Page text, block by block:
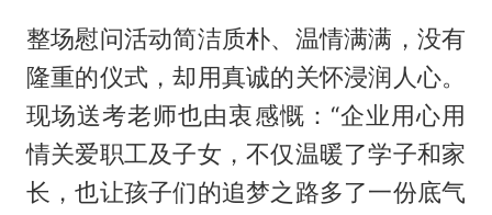
整场慰问活动简洁质朴、温情满满，没有
隆重的仪式，却用真诚的关怀浸润人心。
现场送考老师也由衷感慨：“企业用心用
情关爱职工及子女，不仅温暖了学子和家
长，也让孩子们的追梦之路多了一份底气